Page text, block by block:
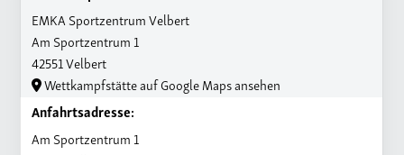
EMKA Sportzentrum Velbert
Am Sportzentrum 1
42551 Velbert
Wettkampfstätte auf Google Maps ansehen
Anfahrtsadresse:
Am Sportzentrum 1